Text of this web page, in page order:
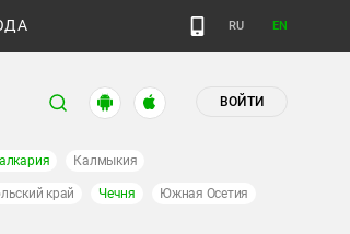
RU EN
ВОЙТИ
Калмыкия
край Чечня Южная Осетия